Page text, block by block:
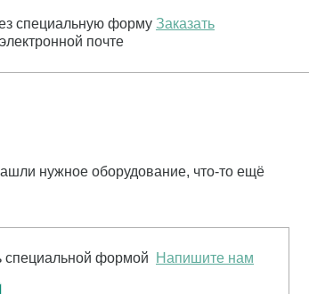
специальную форму Заказать
почте
нужное оборудование, что-то ещё
специальной формой Напишите нам